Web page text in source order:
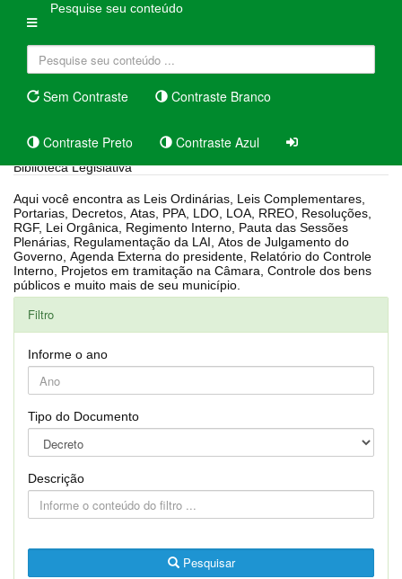
Pesquise seu conteúdo
Sem Contraste Contraste Branco
Contraste Preto Contraste Azul
Biblioteca Legislativa
Aqui você encontra as Leis Ordinárias, Leis Complementares,
Portarias, Decretos, Atas, PPA, LDO, LOA, RREO, Resoluções,
RGF, Lei Orgânica, Regimento Interno, Pauta das Sessões
Plenárias, Regulamentação da LAI, Atos de Julgamento do
Governo, Agenda Externa do presidente, Relatório do Controle
Interno, Projetos em tramitação na Câmara, Controle dos bens
públicos e muito mais de seu município.
Filtro
Informe o ano
Tipo do Documento
Descrição
Pesquisar